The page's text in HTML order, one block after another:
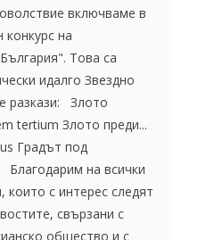
включваме в
конкурс на
Това са
идалго Звездно
разкази: Злото
tertium Злото преди...
Градът под
на всички
които с интерес следят
свързани с
общество и с